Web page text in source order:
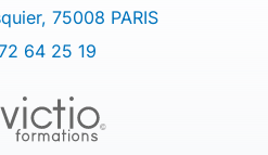
75008 PARIS
64 25 19